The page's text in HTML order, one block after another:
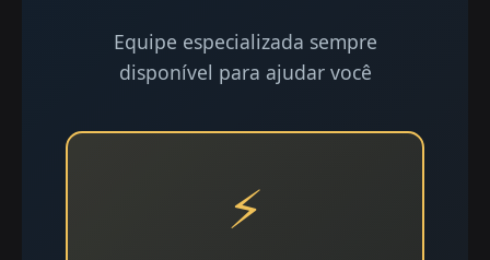
Equipe especializada sempre
disponível para ajudar você
⚡